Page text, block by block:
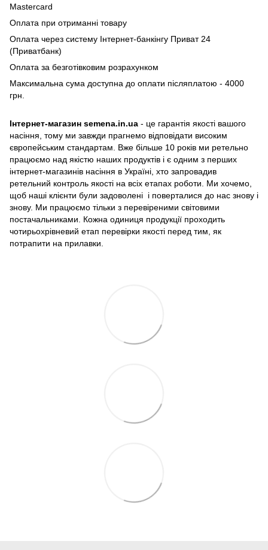
Mastercard
Оплата при отриманні товару
Оплата через систему Інтернет-банкінгу Приват 24
(Приватбанк)
Оплата за безготівковим розрахунком
Максимальна сума доступна до оплати післяплатою - 4000
грн.
Інтернет-магазин semena.in.ua - це гарантія якості вашого
насіння, тому ми завжди прагнемо відповідати високим
європейським стандартам. Вже більше 10 років ми ретельно
працюємо над якістю наших продуктів і є одним з перших
інтернет-магазинів насіння в Україні, хто запровадив
ретельний контроль якості на всіх етапах роботи. Ми хочемо,
щоб наші клієнти були задоволені і поверталися до нас знову і
знову. Ми працюємо тільки з перевіреними світовими
постачальниками. Кожна одиниця продукції проходить
чотирьохрівневий етап перевірки якості перед тим, як
потрапити на прилавки.